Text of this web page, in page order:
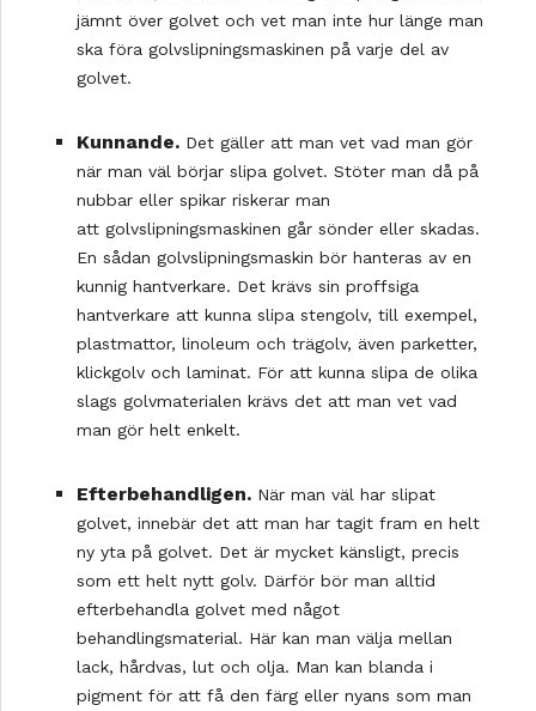
jämnt över golvet och vet man inte hur länge man
ska föra golvslipningsmaskinen på varje del av
golvet.
Kunnande. Det gäller att man vet vad man gör
när man väl börjar slipa golvet. Stöter man då på
nubbar eller spikar riskerar man
att golvslipningsmaskinen går sönder eller skadas.
En sådan golvslipningsmaskin bör hanteras av en
kunnig hantverkare. Det krävs sin proffsiga
hantverkare att kunna slipa stengolv, till exempel,
plastmattor, linoleum och trägolv, även parketter,
klickgolv och laminat. För att kunna slipa de olika
slags golvmaterialen krävs det att man vet vad
man gör helt enkelt.
Efterbehandligen. När man väl har slipat
golvet, innebär det att man har tagit fram en helt
ny yta på golvet. Det är mycket känsligt, precis
som ett helt nytt golv. Därför bör man alltid
efterbehandla golvet med något
behandlingsmaterial. Här kan man välja mellan
lack, hårdvas, lut och olja. Man kan blanda i
pigment för att få den färg eller nyans som man